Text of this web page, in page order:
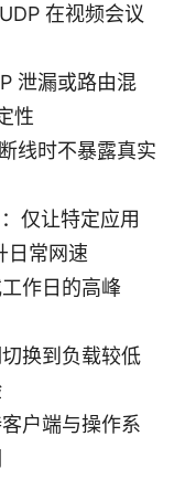
在视频会议
泄漏或路由混
性
线时不暴露真实
仅让特定应用
日常网速
作日的高峰
换到负载较低
户端与操作系